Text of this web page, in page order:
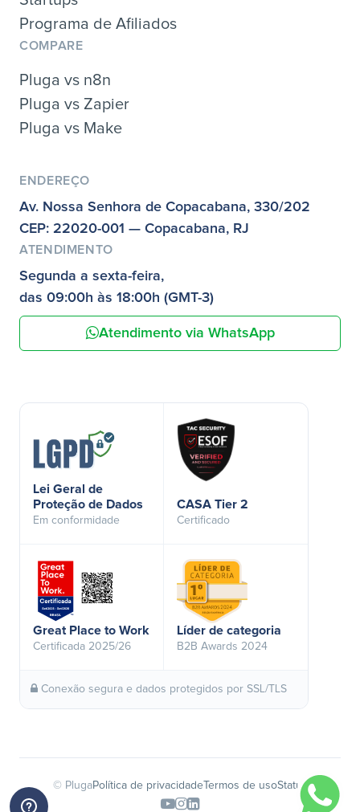
Programa de Afiliados
COMPARE
Pluga vs n8n
Pluga vs Zapier
Pluga vs Make
ENDEREÇO
Av. Nossa Senhora de Copacabana, 330/202
CEP: 22020-001 — Copacabana, RJ
ATENDIMENTO
Segunda a sexta-feira,
das 09:00h às 18:00h (GMT-3)
Atendimento via WhatsApp
Lei Geral de
Proteção de Dados
Em conformidade
CASA Tier 2
Certificado
Great Place to Work
Certificada 2025/26
Líder de categoria
B2B Awards 2024
Conexão segura e dados protegidos por SSL/TLS
© PlugaPolítica de privacidadeTermos de usoStatus